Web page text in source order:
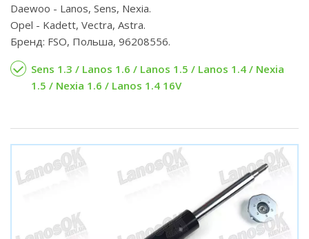
Daewoo - Lanos, Sens, Nexia.
Opel - Kadett, Vectra, Astra.
Бренд: FSO, Польша, 96208556.
Sens 1.3 / Lanos 1.6 / Lanos 1.5 / Lanos 1.4 / Nexia
1.5 / Nexia 1.6 / Lanos 1.4 16V